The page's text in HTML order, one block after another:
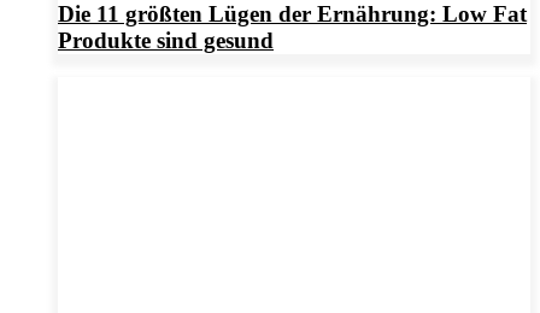
Die 11 größten Lügen der Ernährung: Low Fat
Produkte sind gesund